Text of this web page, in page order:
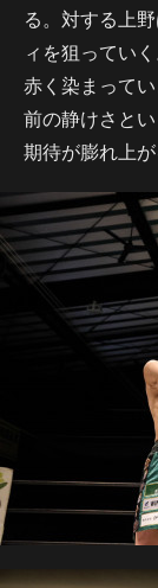
る。対する上
ィを狙ってい
赤く染まって
前の静けさと
期待が膨れ上